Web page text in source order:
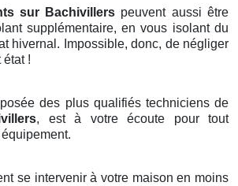
sur Bachivillers peuvent aussi être
supplémentaire, en vous isolant du
hivernal. Impossible, donc, de négliger
!
des plus qualifiés techniciens de
, est à votre écoute pour tout
se intervenir à votre maison en moins